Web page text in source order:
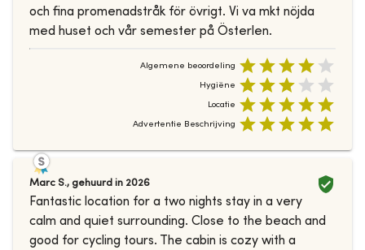
och fina promenadstråk för övrigt. Vi va mkt nöjda
med huset och vår semester på Österlen.
Algemene beoordeling
Hygiëne
Locatie
Advertentie Beschrijving
Marc S., gehuurd in 2026
Fantastic location for a two nights stay in a very
calm and quiet surrounding. Close to the beach and
good for cycling tours. The cabin is cozy with a